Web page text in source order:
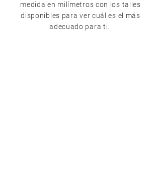
medida en milímetros con los talles
disponibles para ver cuál es el más
adecuado para ti.